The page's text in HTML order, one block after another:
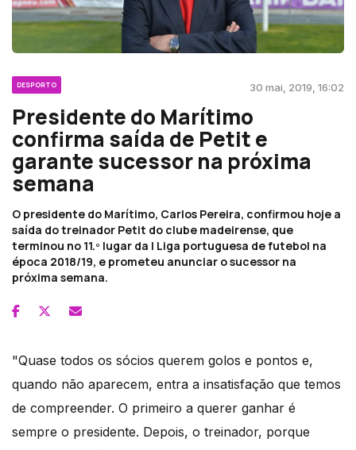
DESPORTO 30 mai, 2019, 16:02
Presidente do Marítimo
confirma saída de Petit e
garante sucessor na próxima
semana
O presidente do Marítimo, Carlos Pereira, confirmou hoje a
saída do treinador Petit do clube madeirense, que
terminou no 11.º lugar da I Liga portuguesa de futebol na
época 2018/19, e prometeu anunciar o sucessor na
próxima semana.
"Quase todos os sócios querem golos e pontos e,
quando não aparecem, entra a insatisfação que temos
de compreender. O primeiro a querer ganhar é
sempre o presidente. Depois, o treinador, porque